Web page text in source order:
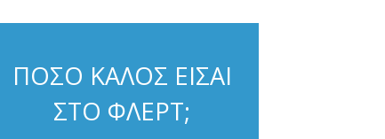
ΠΟΣΟ ΚΑΛΟΣ ΕΙΣΑΙ
ΣΤΟ ΦΛΕΡΤ;